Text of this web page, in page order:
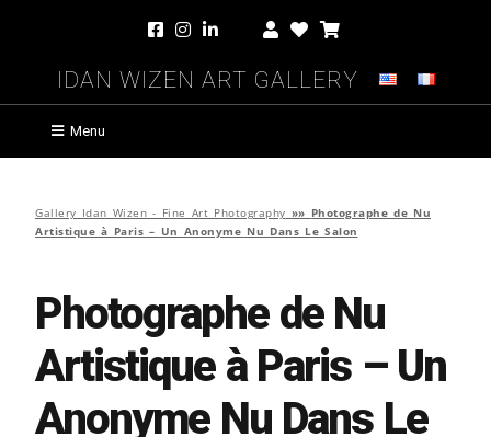
Idan Wizen Art Gallery
Menu
Gallery Idan Wizen - Fine Art Photography »» Photographe de Nu
Artistique à Paris – Un Anonyme Nu Dans Le Salon
Photographe de Nu
Artistique à Paris – Un
Anonyme Nu Dans Le